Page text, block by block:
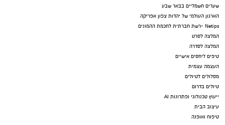
שערים חשמליים בבאר שבע
הארגון העולמי של יהדות צפון אפריקה
Netips -רשת חברתית לחכמת ההמונים
המלצה לסרט
המלצה לסדרה
טיפים ליחסים אישיים
העצמה עצמית
מסלולים לטיולים
טיולים בדרום
ייעוץ טכנולוגי ופתרונות AI
עיצוב הבית
טיפוח ואופנה